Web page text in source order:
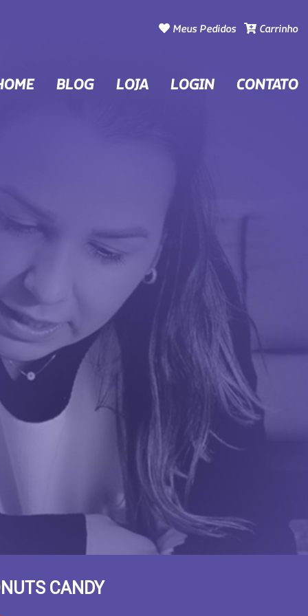
Meus Pedidos Carrinho
BLOG LOJA LOGIN CONTATO
CANDY